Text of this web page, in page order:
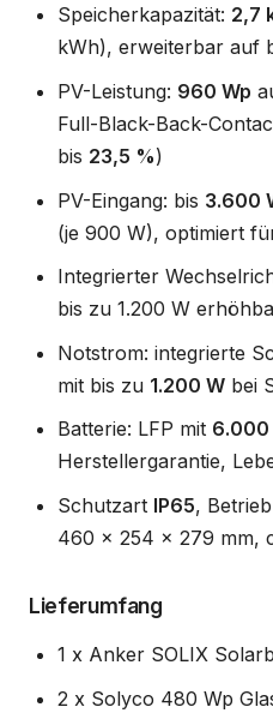
Speicherkapazität: 2,7
kWh), erweiterbar auf
PV-Leistung: 960 Wp
Full-Black-Back-
bis 23,5 %)
PV-Eingang: bis 3.600
(je 900 W), optimiert
Integrierter
bis zu 1.200 W
Notstrom: integrierte
mit bis zu 1.200 W bei
Batterie: LFP mit 6.000
Herstellergarantie,
Schutzart IP65,
460 x 254 x 279 mm,
Lieferumfang
1 x Anker SOLIX
2 x Solyco 480 Wp